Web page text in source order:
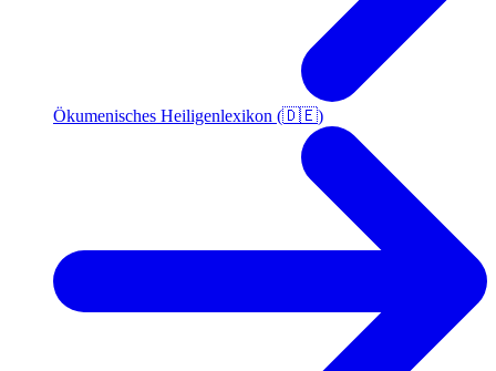
Ökumenisches Heiligenlexikon (🇩🇪)